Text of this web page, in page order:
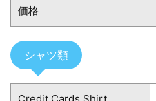
価格
シャツ類